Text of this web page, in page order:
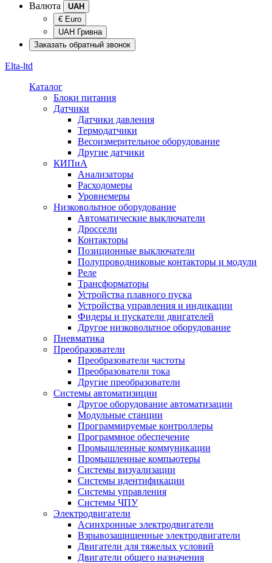
Валюта
UAH
€ Euro
UAH Гривна
Заказать обратный звонок
Elta-ltd
Каталог
Блоки питания
Датчики
Датчики давления
Термодатчики
Весоизмерительное оборудование
Другие датчики
КИПиА
Анализаторы
Расходомеры
Уровнемеры
Низковольтное оборудование
Автоматические выключатели
Дроссели
Контакторы
Позиционные выключатели
Полупроводниковые контакторы и модули
Реле
Трансформаторы
Устройства плавного пуска
Устройства управления и индикации
Фидеры и пускатели двигателей
Другое низковольтное оборудование
Пневматика
Преобразователи
Преобразователи частоты
Преобразователи тока
Другие преобразователи
Системы автоматизиции
Другое оборудование автоматизации
Модульные станции
Программируемые контроллеры
Программное обеспечение
Промышленные коммуникации
Промышленные компьютеры
Системы визуализации
Системы идентификации
Системы управления
Системы ЧПУ
Электродвигатели
Асинхронные электродвигатели
Взрывозащищенные электродвигатели
Двигатели для тяжелых условий
Двигатели общего назначения